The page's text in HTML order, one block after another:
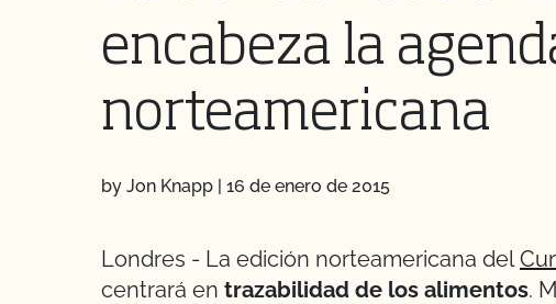
encabeza la
norteamericana
by Jon Knapp | 16 de enero de 2015
Londres - La edición norteamericana del
centrará en trazabilidad de los alimentos.